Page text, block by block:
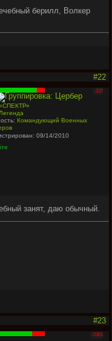
берилл, Волкер
#22
-337
Легенда
Командующий Военных
09/14/2010
занят, даю обычный.
#23
-2361